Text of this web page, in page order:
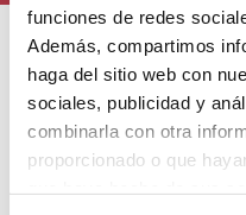
funciones de redes
Además, compartimos
haga del sitio web con
sociales, publicidad y
combinarla con otra
proporcionado o que
Oficina
Edificio Ángela Ruiz
Centro de Servizos
Avda. de Pedralonga,